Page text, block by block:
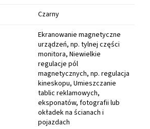
Czarny
Ekranowanie magnetyczne
urządzeń, np. tylnej części
monitora, Niewielkie
regulacje pól
magnetycznych, np. regulacja
kineskopu, Umieszczanie
tablic reklamowych,
eksponatów, fotografii lub
okładek na ścianach i
pojazdach